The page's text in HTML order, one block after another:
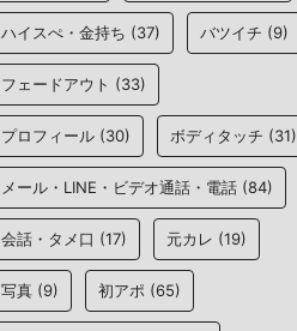
ハイスぺ・金持ち (37) バツイチ (9)
フェードアウト (33)
プロフィール (30) ボディタッチ (31)
メール・LINE・ビデオ通話・電話 (84)
会話・タメ口 (17) 元カレ (19)
写真 (9) 初アポ (65)